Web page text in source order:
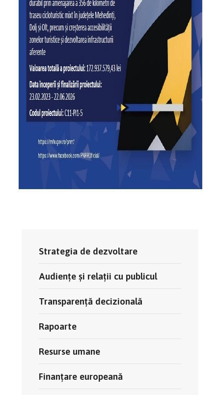
Strategia de dezvoltare
Audienţe și relații cu publicul
Transparență decizională
Rapoarte
Resurse umane
Finanțare europeană